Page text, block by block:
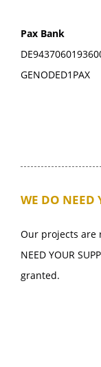
Pax Bank
GENODED1PAX
WE DO NEED
Our projects are
NEED YOUR
granted.